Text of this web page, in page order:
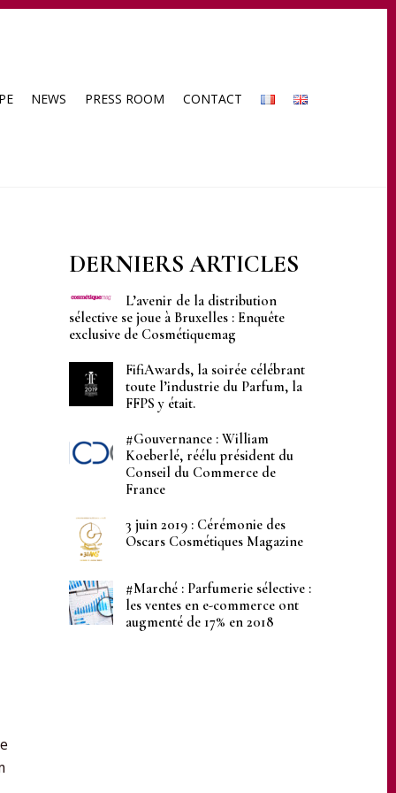
NEWS PRESS ROOM CONTACT
DERNIERS ARTICLES
L’avenir de la distribution
sélective se joue à Bruxelles : Enquête
exclusive de Cosmétiquemag
FifiAwards, la soirée célébrant
toute l’industrie du Parfum, la
FFPS y était.
#Gouvernance : William
Koeberlé, réélu président du
Conseil du Commerce de
France
3 juin 2019 : Cérémonie des
Oscars Cosmétiques Magazine
#Marché : Parfumerie sélective :
les ventes en e-commerce ont
augmenté de 17% en 2018